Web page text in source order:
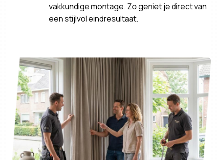
vakkundige montage. Zo geniet je direct van
een stijlvol eindresultaat.